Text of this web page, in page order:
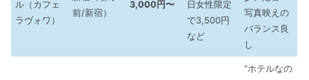
ル（カフェ
ラヴォワ）
前/新宿）
3,000円〜
日女性限定
で3,500円
など
写真映えの
バランス良
し
“ホテルなの